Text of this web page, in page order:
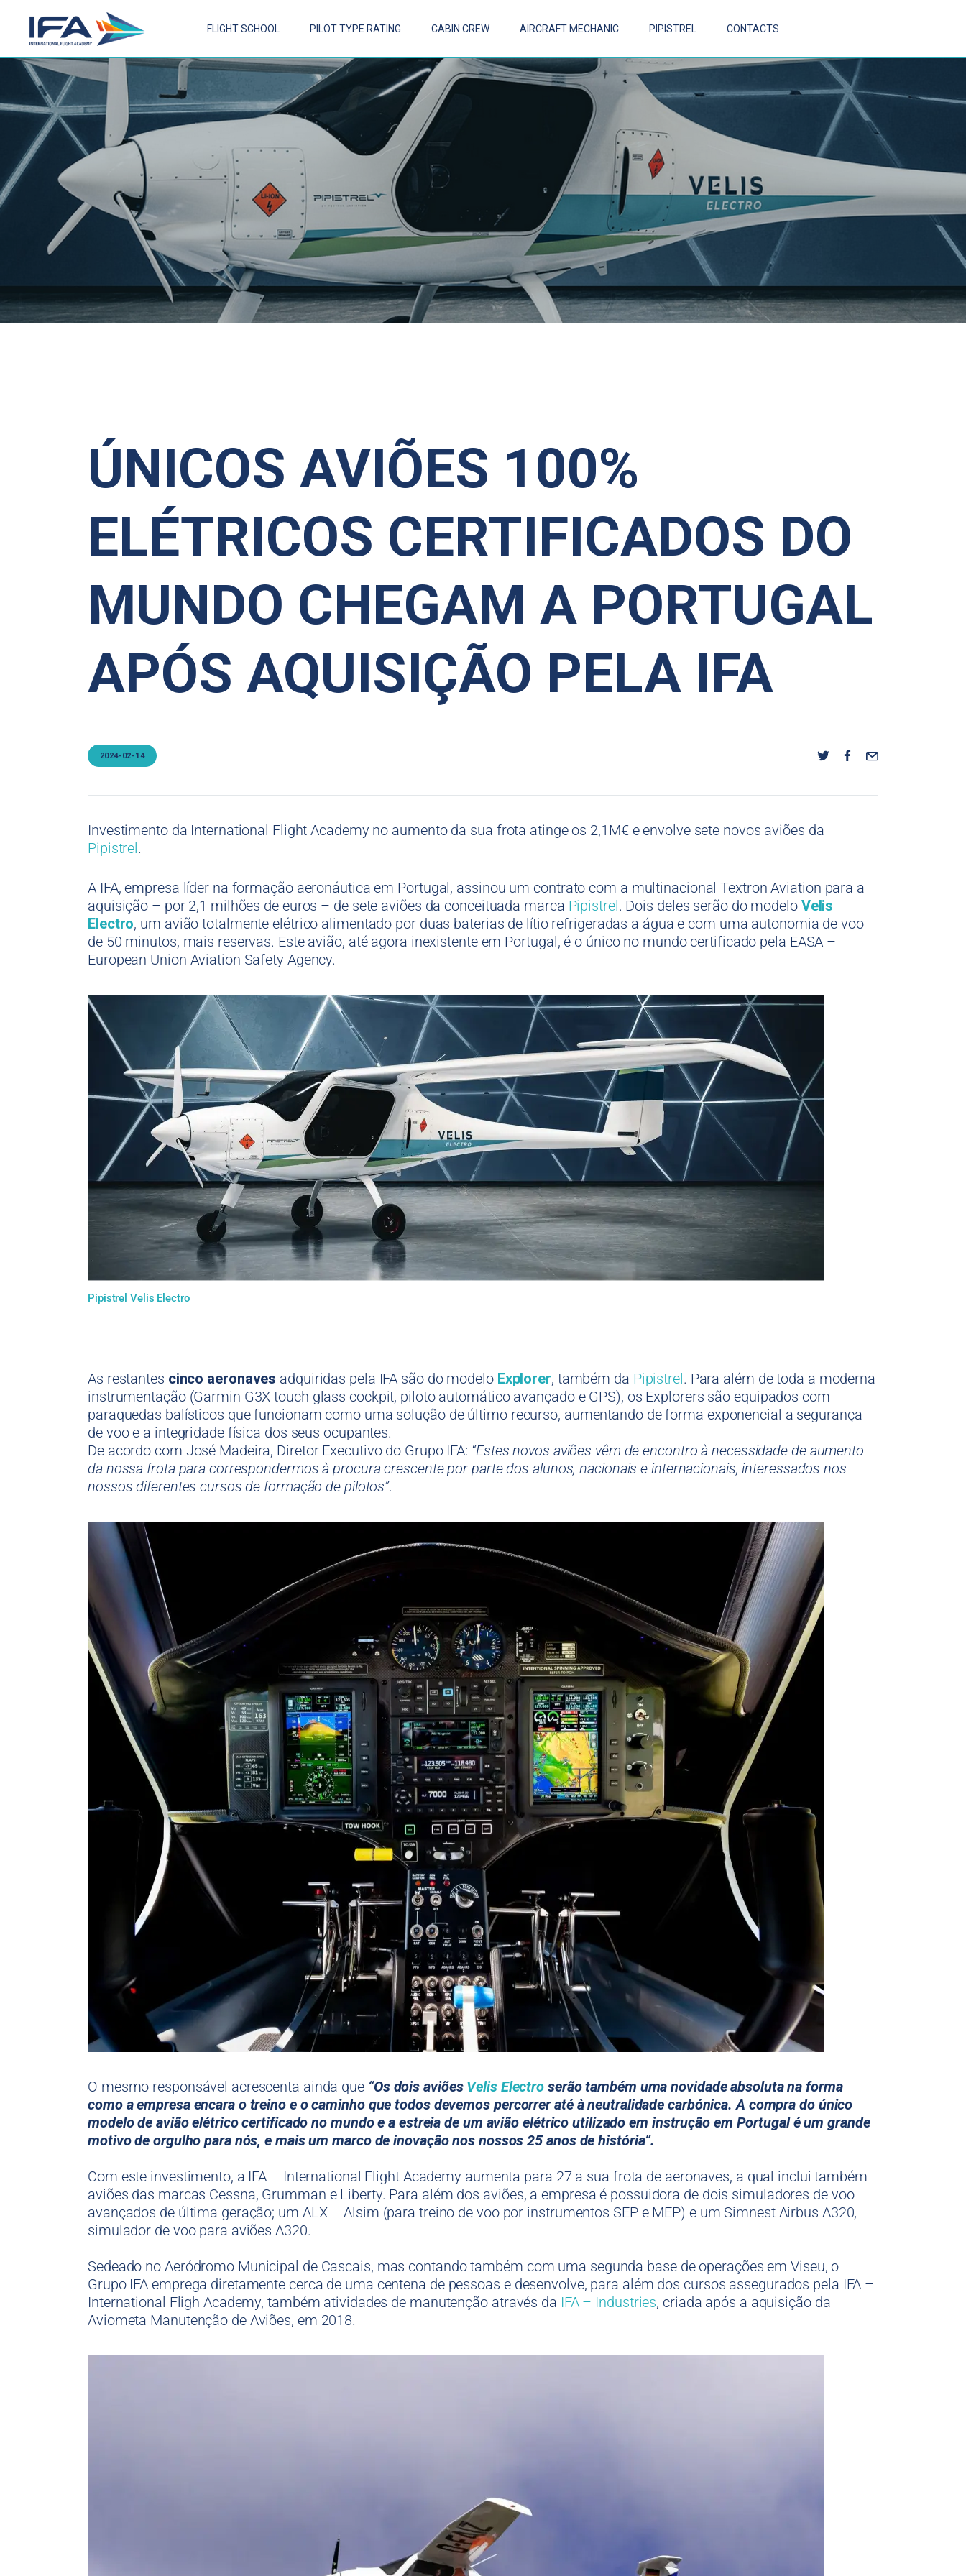
FLIGHT SCHOOL PILOT TYPE RATING CABIN CREW AIRCRAFT MECHANIC PIPISTREL CONTACTS
ÚNICOS AVIÕES 100%
ELÉTRICOS CERTIFICADOS DO
MUNDO CHEGAM A PORTUGAL
APÓS AQUISIÇÃO PELA IFA
2024-02-14
Investimento da International Flight Academy no aumento da sua frota atinge os 2,1M€ e envolve sete novos aviões da
Pipistrel .
A IFA, empresa líder na formação aeronáutica em Portugal, assinou um contrato com a multinacional Textron Aviation para a
aquisição – por 2,1 milhões de euros – de sete aviões da conceituada marca Pipistrel . Dois deles serão do modelo Velis
Electro, um avião totalmente elétrico alimentado por duas baterias de lítio refrigeradas a água e com uma autonomia de voo
de 50 minutos, mais reservas. Este avião, até agora inexistente em Portugal, é o único no mundo certificado pela EASA –
European Union Aviation Safety Agency.
Pipistrel Velis Electro
As restantes cinco aeronaves adquiridas pela IFA são do modelo Explorer, também da Pipistrel . Para além de toda a moderna
instrumentação (Garmin G3X touch glass cockpit, piloto automático avançado e GPS), os Explorers são equipados com
paraquedas balísticos que funcionam como uma solução de último recurso, aumentando de forma exponencial a segurança
de voo e a integridade física dos seus ocupantes.
De acordo com José Madeira, Diretor Executivo do Grupo IFA: “Estes novos aviões vêm de encontro à necessidade de aumento
da nossa frota para correspondermos à procura crescente por parte dos alunos, nacionais e internacionais, interessados nos
nossos diferentes cursos de formação de pilotos”.
O mesmo responsável acrescenta ainda que “Os dois aviões Velis Electro serão também uma novidade absoluta na forma
como a empresa encara o treino e o caminho que todos devemos percorrer até à neutralidade carbónica. A compra do único
modelo de avião elétrico certificado no mundo e a estreia de um avião elétrico utilizado em instrução em Portugal é um grande
motivo de orgulho para nós, e mais um marco de inovação nos nossos 25 anos de história”.
Com este investimento, a IFA – International Flight Academy aumenta para 27 a sua frota de aeronaves, a qual inclui também
aviões das marcas Cessna, Grumman e Liberty. Para além dos aviões, a empresa é possuidora de dois simuladores de voo
avançados de última geração; um ALX – Alsim (para treino de voo por instrumentos SEP e MEP) e um Simnest Airbus A320,
simulador de voo para aviões A320.
Sedeado no Aeródromo Municipal de Cascais, mas contando também com uma segunda base de operações em Viseu, o
Grupo IFA emprega diretamente cerca de uma centena de pessoas e desenvolve, para além dos cursos assegurados pela IFA –
International Fligh Academy, também atividades de manutenção através da IFA – Industries, criada após a aquisição da
Aviometa Manutenção de Aviões, em 2018.